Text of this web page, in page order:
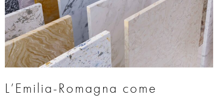
L’Emilia-Romagna come